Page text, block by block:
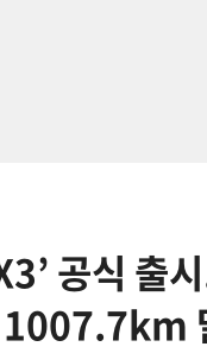
공식 출
1007.7km